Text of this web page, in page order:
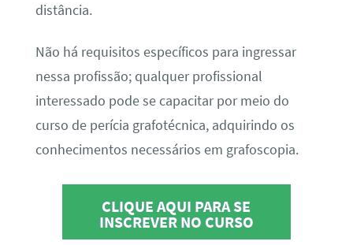
distância.
Não há requisitos específicos para ingressar
nessa profissão; qualquer profissional
interessado pode se capacitar por meio do
curso de perícia grafotécnica, adquirindo os
conhecimentos necessários em grafoscopia.
CLIQUE AQUI PARA SE
INSCREVER NO CURSO